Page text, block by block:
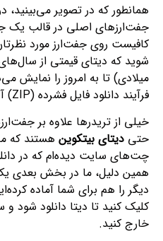
همانطور که در تصویر می‌بینید،
جفت‌ارزهای اصلی در قالب
کافیست روی جفت‌ارز مورد
میلادی) تا به امروز را نمایش
فرآیند دانلود فایل فشرده (ZIP) آغاز می‌شود.
خیلی از تریدرها علاوه بر
حتی دیتای بیتکوین هستند که
چت‌های سایت دیده‌ام که در
همین دلیل، ما در بخش بعدی یک
دیگر را هم برای شما آماده
کلیک کنید تا دیتا دانلود شود
خارج کنید.